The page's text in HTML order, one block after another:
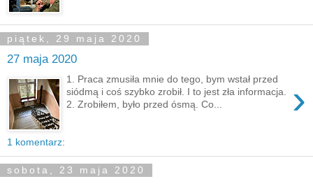
piątek, 29 maja 2020
27 maja 2020
›
1. Praca zmusiła mnie do tego, bym wstał przed
siódmą i coś szybko zrobił. I to jest zła informacja.
2. Zrobiłem, było przed ósmą. Co...
1 komentarz:
sobota, 23 maja 2020